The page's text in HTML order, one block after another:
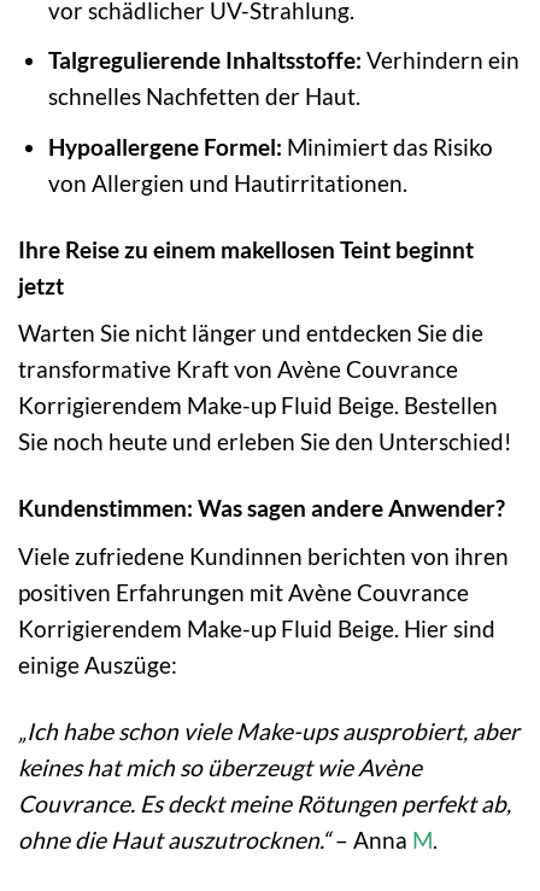
vor schädlicher UV-Strahlung.
Talgregulierende Inhaltsstoffe: Verhindern ein
schnelles Nachfetten der Haut.
Hypoallergene Formel: Minimiert das Risiko
von Allergien und Hautirritationen.
Ihre Reise zu einem makellosen Teint beginnt
jetzt
Warten Sie nicht länger und entdecken Sie die
transformative Kraft von Avène Couvrance
Korrigierendem Make-up Fluid Beige. Bestellen
Sie noch heute und erleben Sie den Unterschied!
Kundenstimmen: Was sagen andere Anwender?
Viele zufriedene Kundinnen berichten von ihren
positiven Erfahrungen mit Avène Couvrance
Korrigierendem Make-up Fluid Beige. Hier sind
einige Auszüge:
„Ich habe schon viele Make-ups ausprobiert, aber
keines hat mich so überzeugt wie Avène
Couvrance. Es deckt meine Rötungen perfekt ab,
ohne die Haut auszutrocknen.“– Anna M.